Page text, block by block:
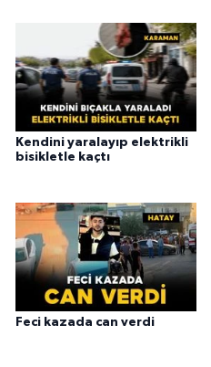
Kendini yaralayıp elektrikli
bisikletle kaçtı
Feci kazada can verdi